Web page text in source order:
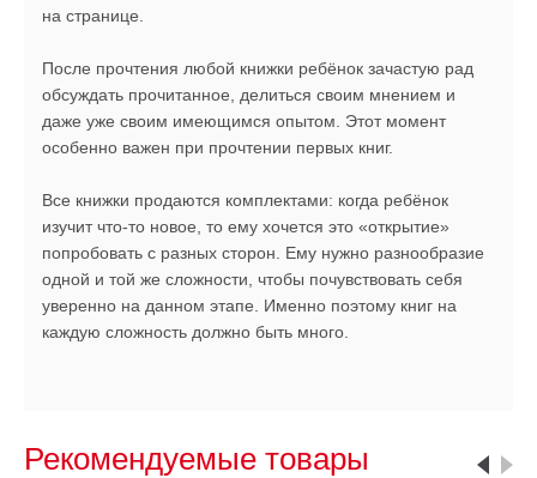
на странице.
После прочтения любой книжки ребёнок зачастую рад
обсуждать прочитанное, делиться своим мнением и
даже уже своим имеющимся опытом. Этот момент
особенно важен при прочтении первых книг.
Все книжки продаются комплектами: когда ребёнок
изучит что-то новое, то ему хочется это «открытие»
попробовать с разных сторон. Ему нужно разнообразие
одной и той же сложности, чтобы почувствовать себя
уверенно на данном этапе. Именно поэтому книг на
каждую сложность должно быть много.
Рекомендуемые товары